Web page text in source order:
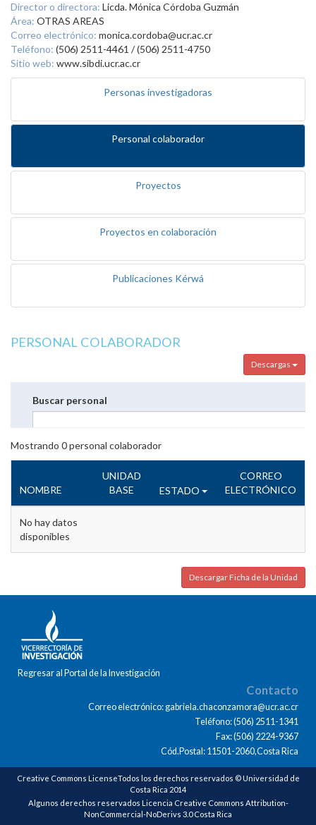
Director o directora: Licda. Mónica Córdoba Guzmán
Área: OTRAS AREAS
Correo electrónico: monica.cordoba@ucr.ac.cr
Teléfono: (506) 2511-4461 / (506) 2511-4750
Sitio web: www.sibdi.ucr.ac.cr
Personas investigadoras
Personal colaborador
Proyectos
Proyectos en colaboración
Publicaciones Kérwá
PERSONAL COLABORADOR
Descargas
Buscar personal
Mostrando 0personal colaborador
NOMBRE
UNIDAD
BASE
ESTADO
CORREO
ELECTRÓNICO
No hay datos
disponibles
Descargar Ficha de la Unidad
Regresar al Portal de la Investigación
Contacto
Correo electrónico: gabriela.chaconzamora@ucr.ac.cr
Teléfono: (506) 2511-1341
Fax: (506) 2224-9367
Cód.Postal: 11501-2060,Costa Rica
Creative Commons LicenseTodos los derechos reservados © Universidad de
Costa Rica 2014
Algunos derechos reservados Licencia Creative Commons Attribution-
NonCommercial-NoDerivs 3.0 Costa Rica